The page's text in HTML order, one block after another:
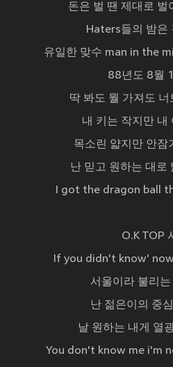
돈은 벌 땐 제대로 벌
Haters들의 밤은
유일한 맞수 man in the
88년도 8월
딱 봐도 뭘 가져도
내 키는 작지만 내
목소린 얇지만 안잠
난 믿고 원하는 대로
I got the dragon ball
O.K TOP
If you didn't know'
서울이라 불리는
난 젊은이의 중
날 원하는 내게 열
You don't know me i'm